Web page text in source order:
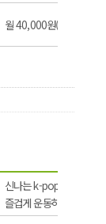
월 40,000원(교재비 별
신나는 k-pop음악에 맞
즐겁게 운동하면서 다이